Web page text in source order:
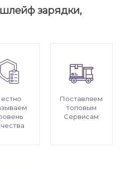
зарядки,
Поставляем
топовым
Сервисам